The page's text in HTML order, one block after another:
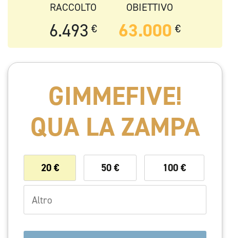
RACCOLTO
6.493 €
OBIETTIVO
63.000 €
GIMMEFIVE!
QUA LA ZAMPA
20 € 50 € 100 €